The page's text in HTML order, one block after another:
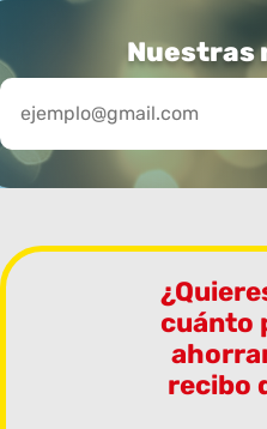
Nuestras
cuánto
recibo